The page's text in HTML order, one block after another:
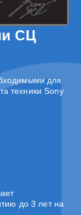
СЦ
для
техники Sony
до 3 лет на